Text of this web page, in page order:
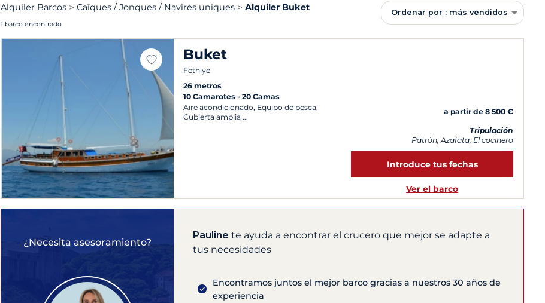
Alquiler Barcos Caïques / Jonques / Navires uniques Alquiler Buket
1 barco encontrado
Ordenar por : más vendidos
Buket
Fethiye
26 metros
10 Camarotes 20 Camas
Aire acondicionado, Equipo de pesca,
Cubierta amplia
a partir de 8 500 €
Tripulación
Patrón, Azafata, El cocinero
Introduce tus fechas
Ver el barco
¿Necesita asesoramiento?
Pauline te ayuda a encontrar el crucero que mejor se adapte a
tus necesidades
Encontramos juntos el mejor barco gracias a nuestros 30 años de
experiencia